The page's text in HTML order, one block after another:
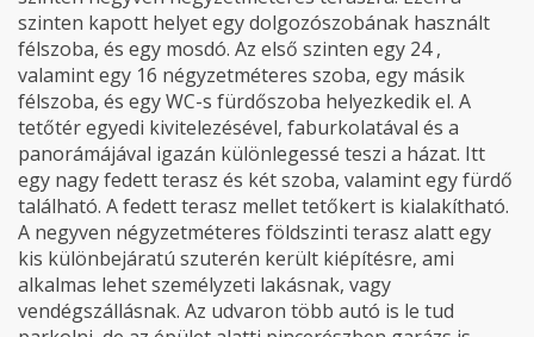
szinten kapott helyet egy dolgozószobának használt
félszoba, és egy mosdó. Az első szinten egy 24 ,
valamint egy 16 négyzetméteres szoba, egy másik
félszoba, és egy WC-s fürdőszoba helyezkedik el. A
tetőtér egyedi kivitelezésével, faburkolatával és a
panorámájával igazán különlegessé teszi a házat. Itt
egy nagy fedett terasz és két szoba, valamint egy fürdő
található. A fedett terasz mellet tetőkert is kialakítható.
A negyven négyzetméteres földszinti terasz alatt egy
kis különbejáratú szuterén került kiépítésre, ami
alkalmas lehet személyzeti lakásnak, vagy
vendégszállásnak. Az udvaron több autó is le tud